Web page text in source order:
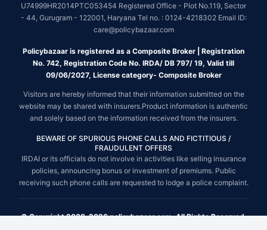
U74999HR2014PTC053454 Registered Office - Plot No.119, Sector
- 44, Gurugram - 122001, Haryana Tel no. : 0124-4218302 Email ID:
care@policybazaar.com
Policybazaar is registered as a Composite Broker | Registration
No. 742, Registration Code No. IRDA/ DB 797/ 19, Valid till
09/06/2027, License category- Composite Broker
Visitors are hereby informed that their information submitted on the
website may be shared with insurers.Product information is authentic
and solely based on the information received from the insurers.
BEWARE OF SPURIOUS PHONE CALLS AND FICTITIOUS /
FRAUDULENT OFFERS
IRDAI or its officials do not involve in activities like selling insurance
policies, announcing bonus or investment of premiums. Public
receiving such phone calls are requested to lodge a police complaint.
© Copyright 2008-2026 policybazaar.com. All Rights Reserved.